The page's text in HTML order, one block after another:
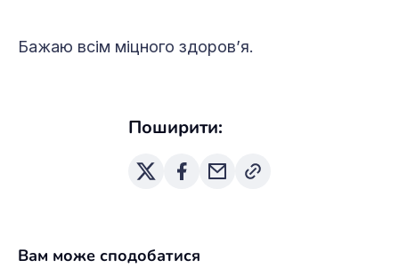
Бажаю всім міцного здоров’я.
Поширити:
Вам може сподобатися